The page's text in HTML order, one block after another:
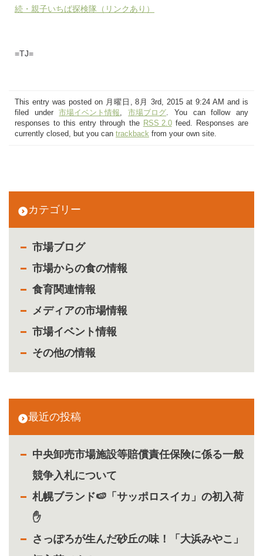
カテゴリー
市場ブログ
市場からの食の情報
食育関連情報
メディアの市場情報
市場イベント情報
その他の情報
最近の投稿
中央卸売市場施設等賠償責任保険に係る一般
競争入札について
札幌ブランド🍉「サッポロスイカ」の初入荷
✋
さっぽろが生んだ砂丘の味！「大浜みやこ」
続・親子いちば探検隊（リンクあり）
=TJ=
This entry was posted on 月曜日, 8月 3rd, 2015 at 9:24 AM and is
filed under市場イベント情報,市場ブログ. You can follow any
responses to this entry through the RSS 2.0feed. Responses are
currently closed, but you can trackback from your own site.